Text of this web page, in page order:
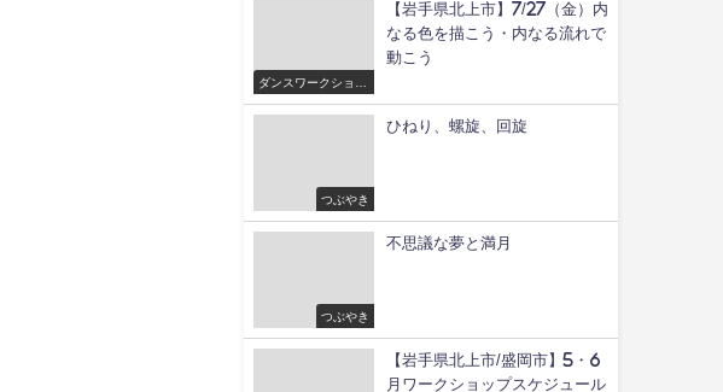
ダンスワークショッ
プ/舞
【岩手県北上市】7/27（金）内
なる色を描こう・内なる流れで
動こう
つぶやき
ひねり、螺旋、回旋
つぶやき
不思議な夢と満月
【岩手県北上市/盛岡市】5・6
月ワークショップスケジュール